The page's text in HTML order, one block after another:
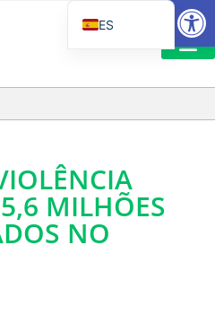
MILHÕES
NO
ES
EN